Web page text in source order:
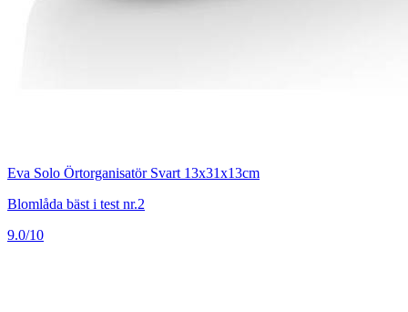
Eva Solo Örtorganisatör Svart 13x31x13cm
Blomlåda bäst i test nr.2
9.0/10